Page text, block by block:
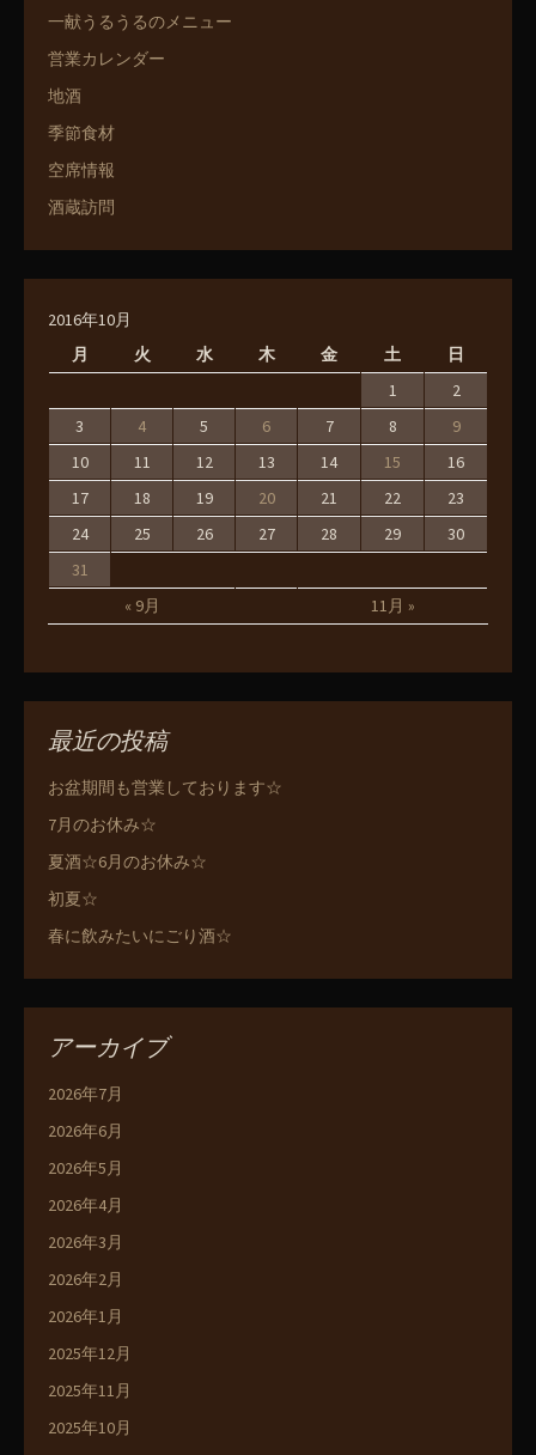
一献うるうるのメニュー
営業カレンダー
地酒
季節食材
空席情報
酒蔵訪問
2016年10月
月
火 水 木 金 土 日
« 9月 11月 »
1
2
3
4 5 6 7 8
9
10
11 12 13 14 15
16
17
18 19 20 21 22
23
24
25 26 27 28 29
30
31
最近の投稿
お盆期間も営業しております☆
7月のお休み☆
夏酒☆6月のお休み☆
初夏☆
春に飲みたいにごり酒☆
アーカイブ
2026年7月
2026年6月
2026年5月
2026年4月
2026年3月
2026年2月
2026年1月
2025年12月
2025年11月
2025年10月